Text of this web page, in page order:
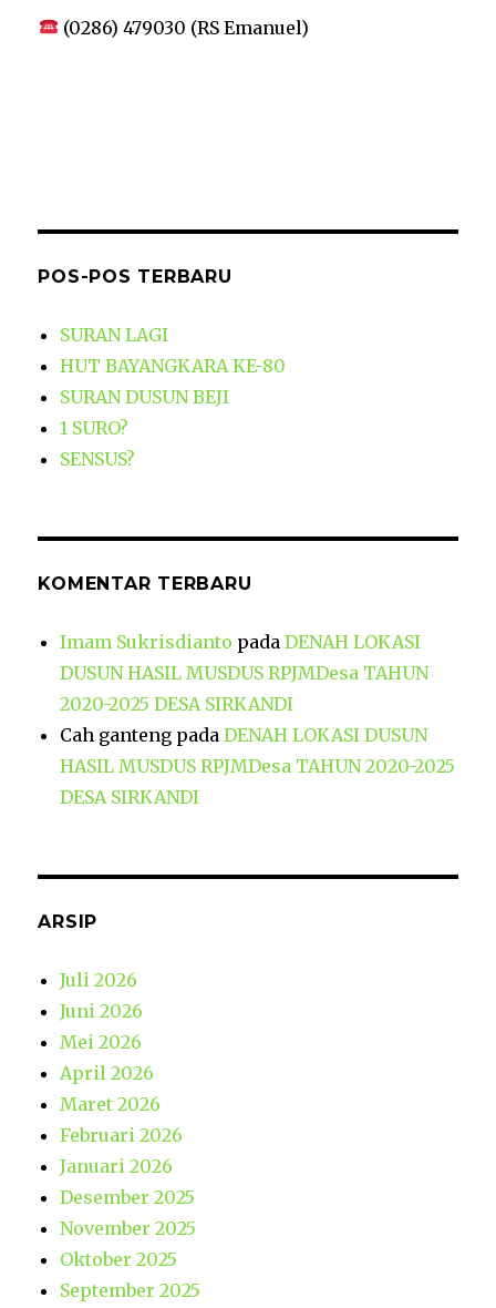
(0286) 479030 (RS Emanuel)
POS-POS TERBARU
SURAN LAGI
HUT BAYANGKARA KE-80
SURAN DUSUN BEJI
1 SURO?
SENSUS?
KOMENTAR TERBARU
Imam Sukrisdianto padaDENAH LOKASI
DUSUN HASIL MUSDUS RPJMDesa TAHUN
2020-2025 DESA SIRKANDI
Cah ganteng padaDENAH LOKASI DUSUN
HASIL MUSDUS RPJMDesa TAHUN 2020-2025
DESA SIRKANDI
ARSIP
Juli 2026
Juni 2026
Mei 2026
April 2026
Maret 2026
Februari 2026
Januari 2026
Desember 2025
November 2025
Oktober 2025
September 2025